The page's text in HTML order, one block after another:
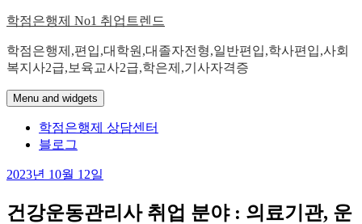
Skip
content
학점은행제 No1 취업트렌드
학점은행제,편입,대학원,대졸자전형,일반편입,학사편입,사회
복지사2급,보육교사2급,학은제,기사자격증
Menu and widgets
학점은행제 상담센터
블로그
2023년 10월 12일
건강운동관리사 취업 분야 : 의료기관, 운